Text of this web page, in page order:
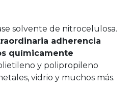
solvente de nitrocelulosa.
adherencia
químicamente
y polipropileno
vidrio y muchos más.